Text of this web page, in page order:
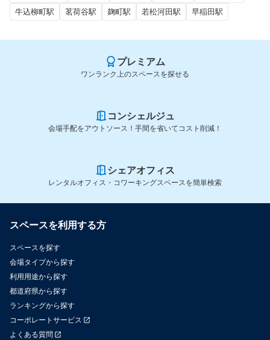
牛込柳町駅
茗荷谷駅 麹町駅 若松河田駅 早稲田駅
プレミアム
ワンランク上のスペースを探せる
コンシェルジュ
会場手配をアウトソース！手間を省いてコスト削減！
シェアオフィス
レンタルオフィス・コワーキングスペースを簡単検索
スペースを利用する方
スペースを探す
会場タイプから探す
利用用途から探す
都道府県から探す
ランキングから探す
コーポレートサービス
よくある質問